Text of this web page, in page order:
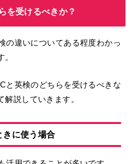
を受けるべきか？
の違いについてある程度わかっ
と英検のどちらを受けるべきな
説していきます。
きに使う場合